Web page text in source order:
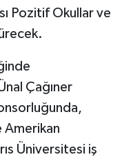
Pozitif Okullar ve
Çağıner
Amerikan
Üniversitesi iş